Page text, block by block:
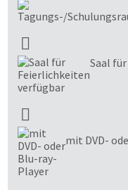
Saal
mit DVD-